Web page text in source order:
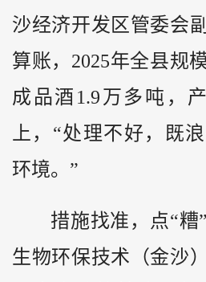
沙经济开发区管委会
算账，2025年全县规
成品酒1.9万多吨，
上，“处理不好，既
环境。”
措施找准，点“糟
生物环保技术（金沙